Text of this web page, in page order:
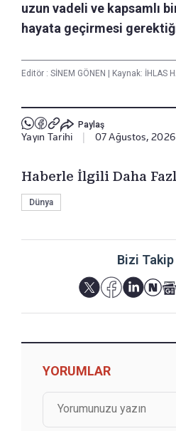
uzun vadeli ve kapsamlı
hayata geçirmesi
Editör : SİNEM GÖNEN Kaynak: İHLAS
Paylaş
Yayın Tarihi 07 Ağustos,
Haberle İlgili Daha
Dünya
Bizi Takip
YORUMLAR